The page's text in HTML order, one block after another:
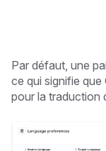
Par défaut, une
ce qui signifie
pour la traduction